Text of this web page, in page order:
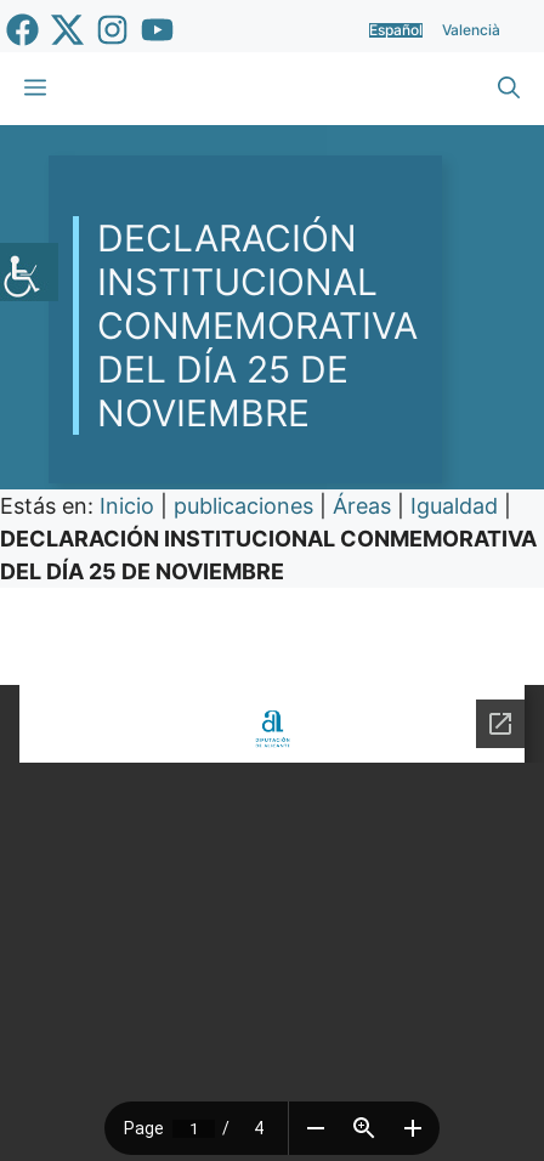
Saltar
al
contenido
Español Valencià
Menú
DECLARACIÓN
INSTITUCIONAL
CONMEMORATIVA
DEL DÍA 25 DE
NOVIEMBRE
Estás en: Inicio publicaciones Áreas Igualdad
DECLARACIÓN INSTITUCIONAL CONMEMORATIVA
DEL DÍA 25 DE NOVIEMBRE